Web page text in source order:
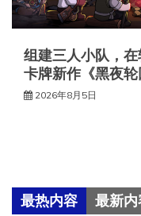
组建三人小队，
卡牌新作《黑夜
2026年8月5日
最热内容 最新内